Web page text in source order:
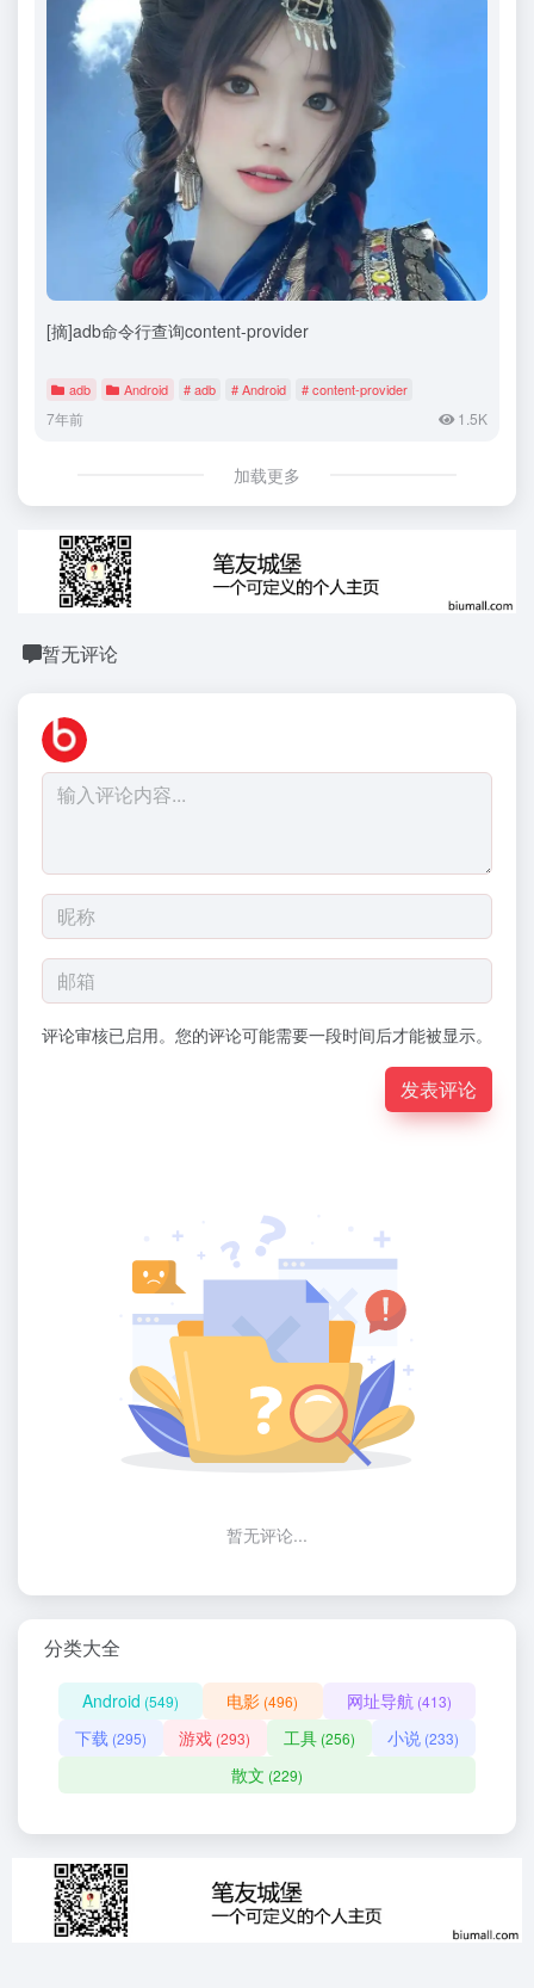
[摘]adb命令行查询content-provider
adb Android # adb # Android # content-provider
7年前 1.5K
加载更多
暂无评论
评论审核已启用。您的评论可能需要一段时间后才能被显示。
发表评论
暂无评论...
分类大全
Android (549) 电影 (496) 网址导航 (413)
下载 (295) 游戏 (293) 工具(256) 小说 (233)
散文 (229)